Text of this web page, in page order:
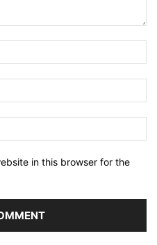
in this browser for the